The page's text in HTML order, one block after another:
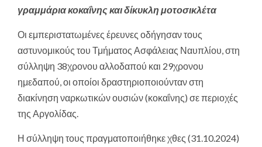
γραμμάρια κοκαΐνης και δίκυκλη μοτοσικλέτα
Οι εμπεριστατωμένες έρευνες οδήγησαν τους
αστυνομικούς του Τμήματος Ασφάλειας Ναυπλίου, στη
σύλληψη 38χρονου αλλοδαπού και 29χρονου
ημεδαπού, οι οποίοι δραστηριοποιούνταν στη
διακίνηση ναρκωτικών ουσιών (κοκαΐνης) σε περιοχές
της Αργολίδας.
Η σύλληψη τους πραγματοποιήθηκε χθες (31.10.2024)